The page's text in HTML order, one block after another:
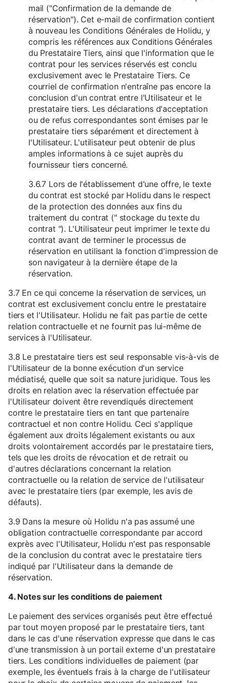
mail ("Confirmation de la demande de
réservation"). Cet e-mail de confirmation contient
à nouveau les Conditions Générales de Holidu, y
compris les références aux Conditions Générales
du Prestataire Tiers, ainsi que l'information que le
contrat pour les services réservés est conclu
exclusivement avec le Prestataire Tiers. Ce
courriel de confirmation n'entraîne pas encore la
conclusion d'un contrat entre l'Utilisateur et le
prestataire tiers. Les déclarations d'acceptation
ou de refus correspondantes sont émises par le
prestataire tiers séparément et directement à
l'Utilisateur. L'utilisateur peut obtenir de plus
amples informations à ce sujet auprès du
fournisseur tiers concerné.
3.6.7 Lors de l'établissement d'une offre, le texte
du contrat est stocké par Holidu dans le respect
de la protection des données aux fins du
traitement du contrat (" stockage du texte du
contrat "). L'Utilisateur peut imprimer le texte du
contrat avant de terminer le processus de
réservation en utilisant la fonction d'impression de
son navigateur à la dernière étape de la
réservation.
3.7 En ce qui concerne la réservation de services, un
contrat est exclusivement conclu entre le prestataire
tiers et l'Utilisateur. Holidu ne fait pas partie de cette
relation contractuelle et ne fournit pas lui-même de
services à l'Utilisateur.
3.8 Le prestataire tiers est seul responsable vis-à-vis de
l'Utilisateur de la bonne exécution d'un service
médiatisé, quelle que soit sa nature juridique. Tous les
droits en relation avec la réservation effectuée par
l'Utilisateur doivent être revendiqués directement
contre le prestataire tiers en tant que partenaire
contractuel et non contre Holidu. Ceci s'applique
également aux droits légalement existants ou aux
droits volontairement accordés par le prestataire tiers,
tels que les droits de révocation et de retrait ou
d'autres déclarations concernant la relation
contractuelle ou la relation de service de l'utilisateur
avec le prestataire tiers (par exemple, les avis de
défauts).
3.9 Dans la mesure où Holidu n'a pas assumé une
obligation contractuelle correspondante par accord
exprès avec l'Utilisateur, Holidu n'est pas responsable
de la conclusion du contrat avec le prestataire tiers
indiqué par l'Utilisateur dans la demande de
réservation.
4. Notes sur les conditions de paiement
Le paiement des services organisés peut être effectué
par tout moyen proposé par le prestataire tiers, tant
dans le cas d'une réservation expresse que dans le cas
d'une transmission à un portail externe d'un prestataire
tiers. Les conditions individuelles de paiement (par
exemple, les éventuels frais à la charge de l'utilisateur